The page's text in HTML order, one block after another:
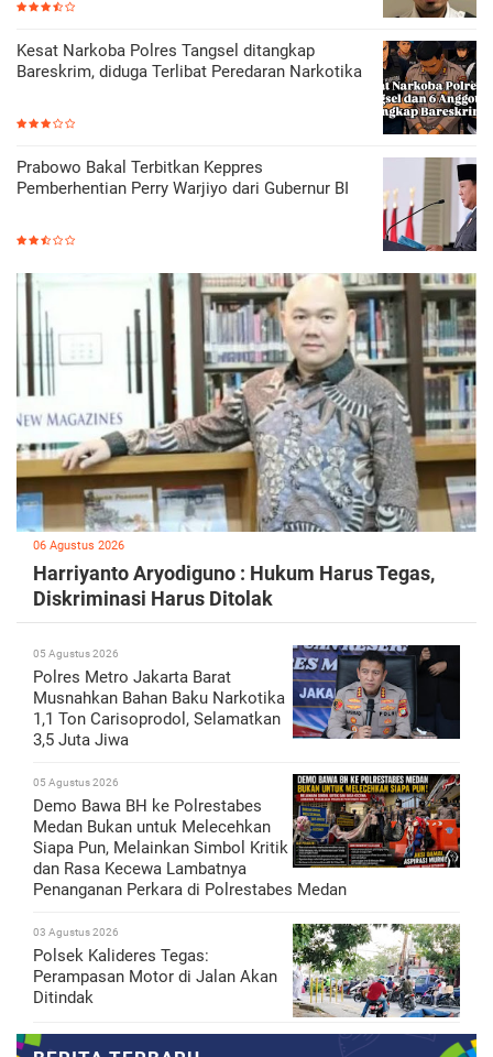
Kesat Narkoba Polres Tangsel ditangkap
Bareskrim, diduga Terlibat Peredaran Narkotika
Prabowo Bakal Terbitkan Keppres
Pemberhentian Perry Warjiyo dari Gubernur BI
06 Agustus 2026
Harriyanto Aryodiguno : Hukum Harus Tegas,
Diskriminasi Harus Ditolak
05 Agustus 2026
Polres Metro Jakarta Barat
Musnahkan Bahan Baku Narkotika
1,1 Ton Carisoprodol, Selamatkan
3,5 Juta Jiwa
05 Agustus 2026
Demo Bawa BH ke Polrestabes
Medan Bukan untuk Melecehkan
Siapa Pun, Melainkan Simbol Kritik
dan Rasa Kecewa Lambatnya
Penanganan Perkara di Polrestabes Medan
03 Agustus 2026
Polsek Kalideres Tegas:
Perampasan Motor di Jalan Akan
Ditindak